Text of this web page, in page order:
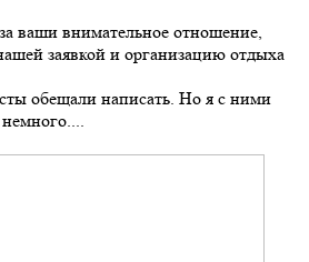
ваши внимательное отношение,
заявкой и организацию отдыха
обещали написать. Но я с ними